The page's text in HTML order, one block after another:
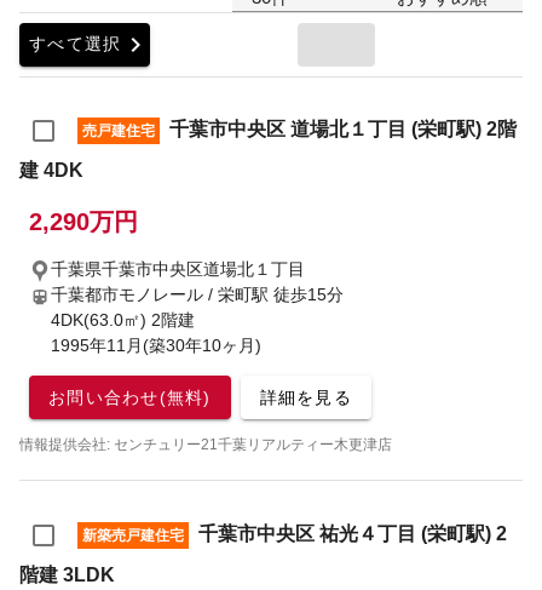
すべて選択 chevron_right
売戸建住宅
千葉市中央区 道場北１丁目 (栄町駅) 2階
建 4DK
2,290万円
千葉県千葉市中央区道場北１丁目
千葉都市モノレール / 栄町駅 徒歩15分
4DK(63.0㎡) 2階建
1995年11月(築30年10ヶ月)
お問い合わせ(無料) 詳細を見る
情報提供会社: センチュリー21千葉リアルティー木更津店
新築売戸建住宅
千葉市中央区 祐光４丁目 (栄町駅) 2
階建 3LDK